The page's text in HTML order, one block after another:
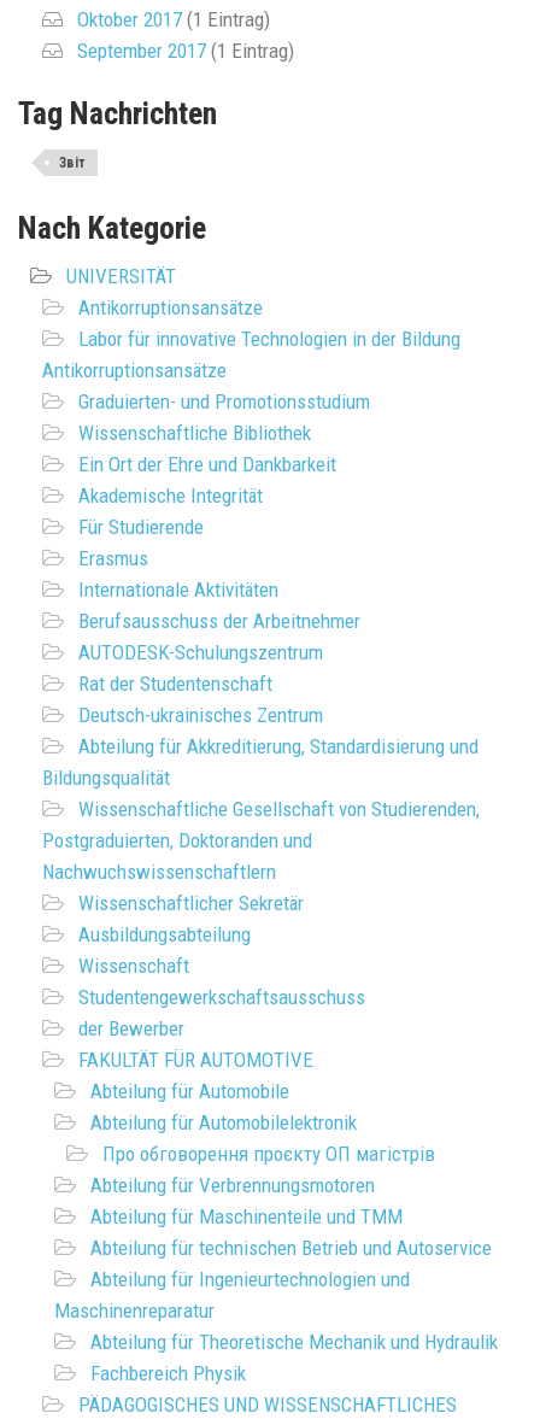
Oktober 2017 (1 Eintrag)
September 2017 (1 Eintrag)
Tag Nachrichten
Звіт
Nach Kategorie
UNIVERSITÄT
Antikorruptionsansätze
Labor für innovative Technologien in der Bildung
Antikorruptionsansätze
Graduierten- und Promotionsstudium
Wissenschaftliche Bibliothek
Ein Ort der Ehre und Dankbarkeit
Akademische Integrität
Für Studierende
Erasmus
Internationale Aktivitäten
Berufsausschuss der Arbeitnehmer
AUTODESK-Schulungszentrum
Rat der Studentenschaft
Deutsch-ukrainisches Zentrum
Abteilung für Akkreditierung, Standardisierung und
Bildungsqualität
Wissenschaftliche Gesellschaft von Studierenden,
Postgraduierten, Doktoranden und
Nachwuchswissenschaftlern
Wissenschaftlicher Sekretär
Ausbildungsabteilung
Wissenschaft
Studentengewerkschaftsausschuss
der Bewerber
FAKULTÄT FÜR AUTOMOTIVE
Abteilung für Automobile
Abteilung für Automobilelektronik
Про обговорення проєкту ОП магістрів
Abteilung für Verbrennungsmotoren
Abteilung für Maschinenteile und TMM
Abteilung für technischen Betrieb und Autoservice
Abteilung für Ingenieurtechnologien und
Maschinenreparatur
Abteilung für Theoretische Mechanik und Hydraulik
Fachbereich Physik
PÄDAGOGISCHES UND WISSENSCHAFTLICHES